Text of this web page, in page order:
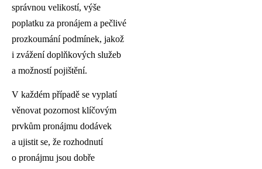
správnou velikostí, výše
poplatku za pronájem a pečlivé
prozkoumání podmínek, jakož
i zvážení doplňkových služeb
a možností pojištění.
V každém případě se vyplatí
věnovat pozornost klíčovým
prvkům pronájmu dodávek
a ujistit se, že rozhodnutí
o pronájmu jsou dobře